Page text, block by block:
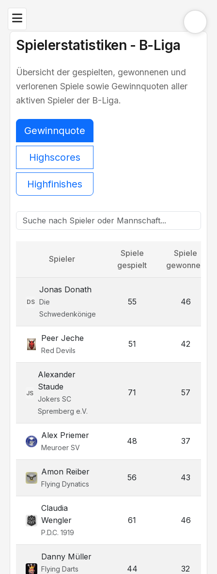
Spielerstatistiken - B-Liga
Übersicht der gespielten, gewonnenen und
verlorenen Spiele sowie Gewinnquoten aller
aktiven Spieler der B-Liga.
Gewinnquote
Highscores
Highfinishes
Spieler
Spiele
gespielt
Spiele
gewonnen
DS
Jonas Donath
Die
Schwedenkönige
55 46
Peer Jeche
Red Devils
51 42
JS
Alexander
Staude
Jokers SC
Spremberg e.V.
71 57
Alex Priemer
Meuroer SV
48 37
Amon Reiber
Flying Dynatics
56 43
Claudia
Wengler
P.D.C. 1919
61 46
Danny Müller
Flying Darts
44 32